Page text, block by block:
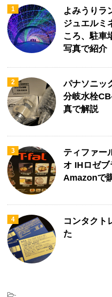
1
よみうりラ
ジュエルミ
ころ、駐車
写真で紹介
2
パナソニッ
分岐水栓
真で解説
3
ティファー
オ IHロゼ
Amazonで
4
コンタクト
た
-